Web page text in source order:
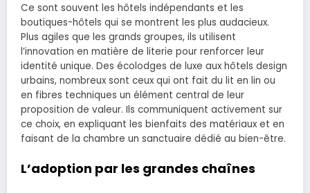
Ce sont souvent les hôtels indépendants et les
boutiques-hôtels qui se montrent les plus audacieux.
Plus agiles que les grands groupes, ils utilisent
l’innovation en matière de literie pour renforcer leur
identité unique. Des écolodges de luxe aux hôtels design
urbains, nombreux sont ceux qui ont fait du lit en lin ou
en fibres techniques un élément central de leur
proposition de valeur. Ils communiquent activement sur
ce choix, en expliquant les bienfaits des matériaux et en
faisant de la chambre un sanctuaire dédié au bien-être.
L’adoption par les grandes chaînes